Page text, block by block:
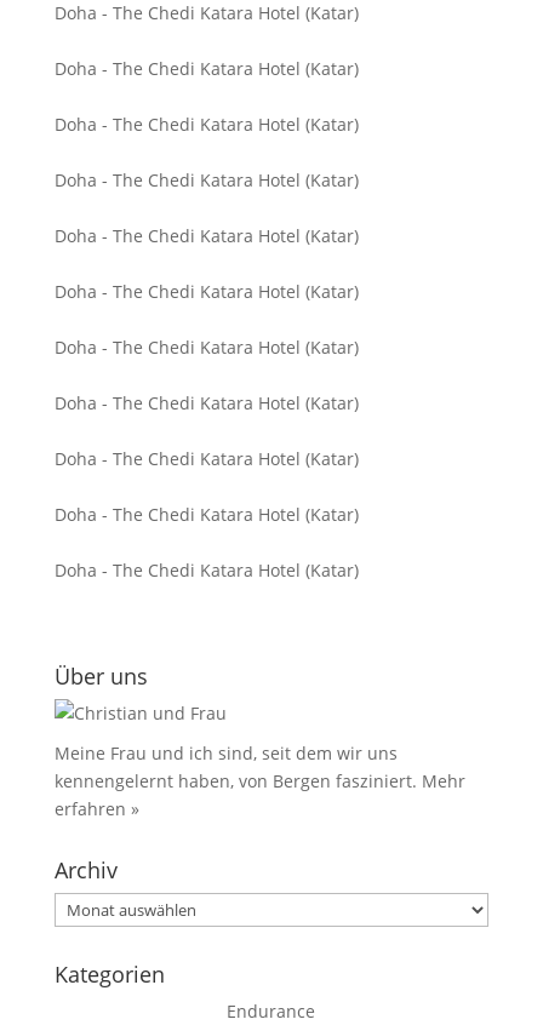
Doha - The Chedi Katara Hotel (Katar)
Doha - The Chedi Katara Hotel (Katar)
Doha - The Chedi Katara Hotel (Katar)
Doha - The Chedi Katara Hotel (Katar)
Doha - The Chedi Katara Hotel (Katar)
Doha - The Chedi Katara Hotel (Katar)
Doha - The Chedi Katara Hotel (Katar)
Doha - The Chedi Katara Hotel (Katar)
Doha - The Chedi Katara Hotel (Katar)
Doha - The Chedi Katara Hotel (Katar)
Doha - The Chedi Katara Hotel (Katar)
Über uns
Meine Frau und ich sind, seit dem wir uns
kennengelernt haben, von Bergen fasziniert. Mehr
erfahren »
Archiv
Archiv
Kategorien
Endurance